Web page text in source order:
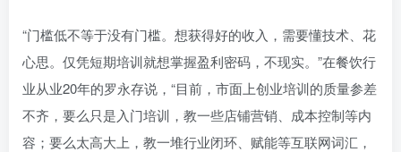
“门槛低不等于没有门槛。想获得好的收入，需要懂技术、花
心思。仅凭短期培训就想掌握盈利密码，不现实。”在餐饮行
业从业20年的罗永存说，“目前，市面上创业培训的质量参差
不齐，要么只是入门培训，教一些店铺营销、成本控制等内
容；要么太高大上，教一堆行业闭环、赋能等互联网词汇，